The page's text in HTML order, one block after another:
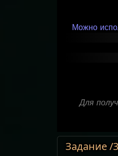
Можно
Для
Задание /3